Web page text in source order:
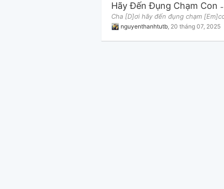
Hãy Đến Đụng Chạm Con -
nguyenthanhtutb, 20 tháng 07, 2025